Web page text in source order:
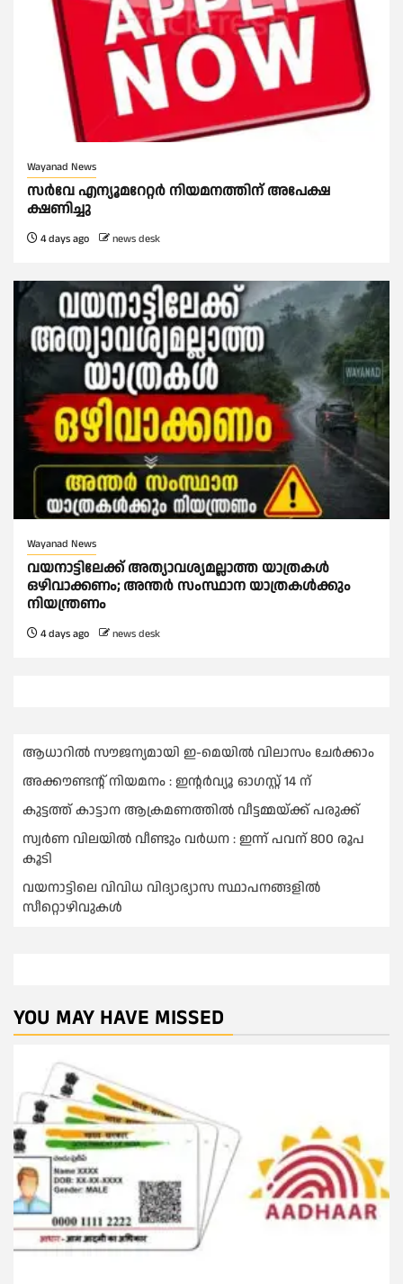
Wayanad News
സർവേ എന്യൂമറേറ്റർ നിയമനത്തിന് അപേക്ഷ
ക്ഷണിച്ചു
4 days ago news desk
Wayanad News
വയനാട്ടിലേക്ക് അത്യാവശ്യമല്ലാത്ത യാത്രകൾ
ഒഴിവാക്കണം; അന്ത‍ർ സംസ്ഥാന യാത്രകൾക്കും
നിയന്ത്രണം
4 days ago news desk
ആധാറിൽ സൗജന്യമായി ഇ-മെയിൽ വിലാസം ചേർക്കാം
അക്കൗണ്ടന്റ് നിയമനം : ഇൻ്റർവ്യൂ ഓഗസ്റ്റ് 14 ന്
കുട്ടത്ത് കാട്ടാന ആക്രമണത്തിൽ വീട്ടമ്മയ്ക്ക് പരുക്ക്
സ്വർണ വിലയില്‍ വീണ്ടും വർധന : ഇന്ന് പവന് 800 രൂപ
കൂടി
വയനാട്ടിലെ വിവിധ വിദ്യാഭ്യാസ സ്ഥാപനങ്ങളിൽ
സീറ്റൊഴിവുകൾ
YOU MAY HAVE MISSED